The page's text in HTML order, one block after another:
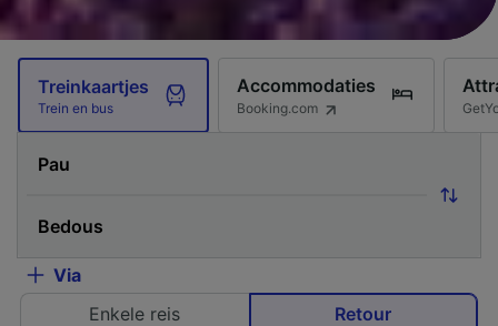
Treinkaartjes
Trein en bus
Accommodaties
Booking.com
Via
Enkele reis
Retour